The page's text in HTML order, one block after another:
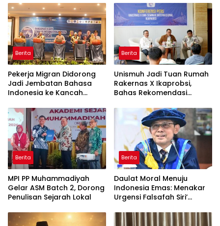
Berita
Pekerja Migran Didorong
Jadi Jembatan Bahasa
Indonesia ke Kancah
Berita
Unismuh Jadi Tuan Rumah
Rakernas X Ikaprobsi,
Bahas Rekomendasi
Indonesia di Tingkat
Global
Berita
MPI PP Muhammadiyah
Gelar ASM Batch 2, Dorong
Penulisan Sejarah Lokal
Berita
Daulat Moral Menuju
Indonesia Emas: Menakar
Urgensi Falsafah Siri’
Ancaman Kleptokrasi